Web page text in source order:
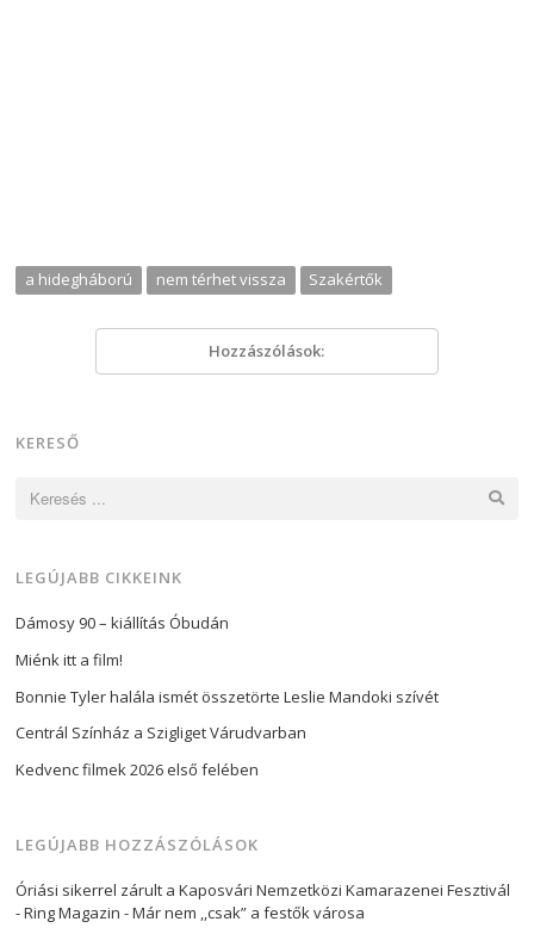
a hidegháború nem térhet vissza Szakértők
Hozzászólások:
KERESŐ
Keresés:
LEGÚJABB CIKKEINK
Dámosy 90 – kiállítás Óbudán
Miénk itt a film!
Bonnie Tyler halála ismét összetörte Leslie Mandoki szívét
Centrál Színház a Szigliget Várudvarban
Kedvenc filmek 2026 első felében
LEGÚJABB HOZZÁSZÓLÁSOK
Óriási sikerrel zárult a Kaposvári Nemzetközi Kamarazenei Fesztivál
- Ring Magazin -Már nem ,,csak” a festők városa